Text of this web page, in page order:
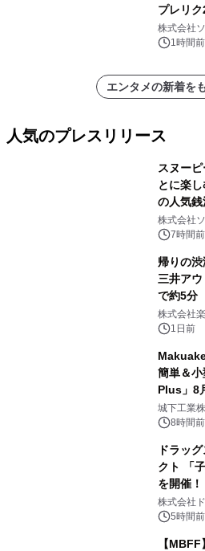
プレリク
株式会社
ンズ1時間前
エンタメの新着を
人気のプレスリリース
スヌー
とに楽
の人気
ラボレ
ボグッズ
株式会社
7時間前
帰りの渋
三井ア
で約5分
メニュー
株式会社
1日前
簡単＆
Plus」8
ーブル1
ぐっと豊
城下工業
8時間前
ドラッ
クト 「
を開催！
株式会社
5時間前
【